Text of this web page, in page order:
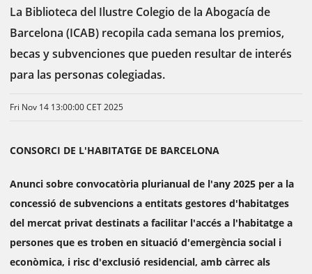
La Biblioteca del Ilustre Colegio de la Abogacía de
Barcelona (ICAB) recopila cada semana los premios,
becas y subvenciones que pueden resultar de interés
para las personas colegiadas.
Fri Nov 14 13:00:00 CET 2025
CONSORCI DE L'HABITATGE DE BARCELONA
Anunci sobre convocatòria plurianual de l'any 2025 per a la
concessió de subvencions a entitats gestores d'habitatges
del mercat privat destinats a facilitar l'accés a l'habitatge a
persones que es troben en situació d'emergència social i
econòmica, i risc d'exclusió residencial, amb càrrec als